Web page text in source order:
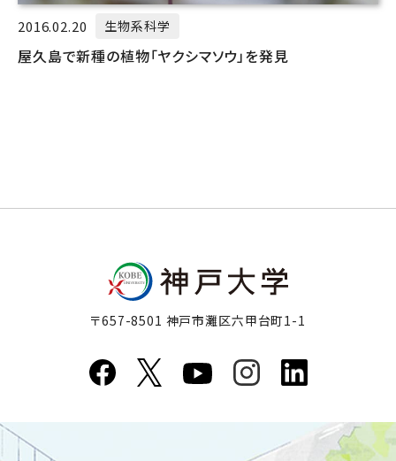
2016.02.20 生物系科学
屋久島で新種の植物「ヤクシマソウ」を発見
〒657-8501 神戸市灘区六甲台町1-1